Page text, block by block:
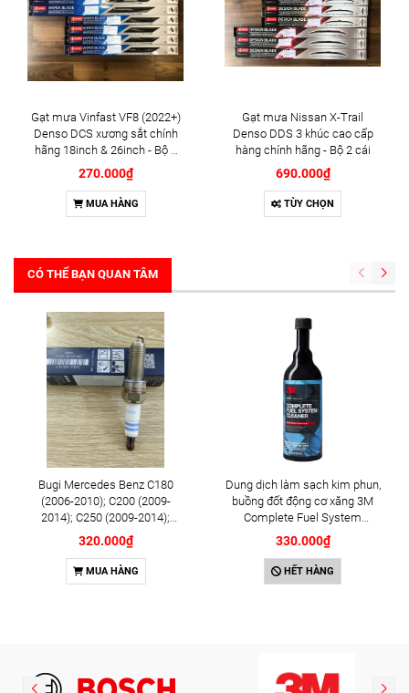
Gạt mưa Vinfast VF8 (2022+)
Denso DCS xương sắt chính
hãng 18inch & 26inch - Bộ 2
cái
270.000₫
MUA HÀNG
Gạt mưa Nissan X-Trail
Denso DDS 3 khúc cao cấp
hàng chính hãng - Bộ 2 cái
690.000₫
TÙY CHỌN
CÓ THỂ BẠN QUAN TÂM
Bugi Mercedes Benz C180
(2006-2010); C200 (2009-
2014); C250 (2009-2014);
E250 (2009-2013); G500
(2008-2015); GL450 (2006-
2012), S500 (2005-2011);
SLK200 (2011-2015) chính
320.000₫
MUA HÀNG
Dung dịch làm sạch kim phun,
buồng đốt động cơ xăng 3M
Complete Fuel System
Cleaner 473ml (08813)
330.000₫
HẾT HÀNG